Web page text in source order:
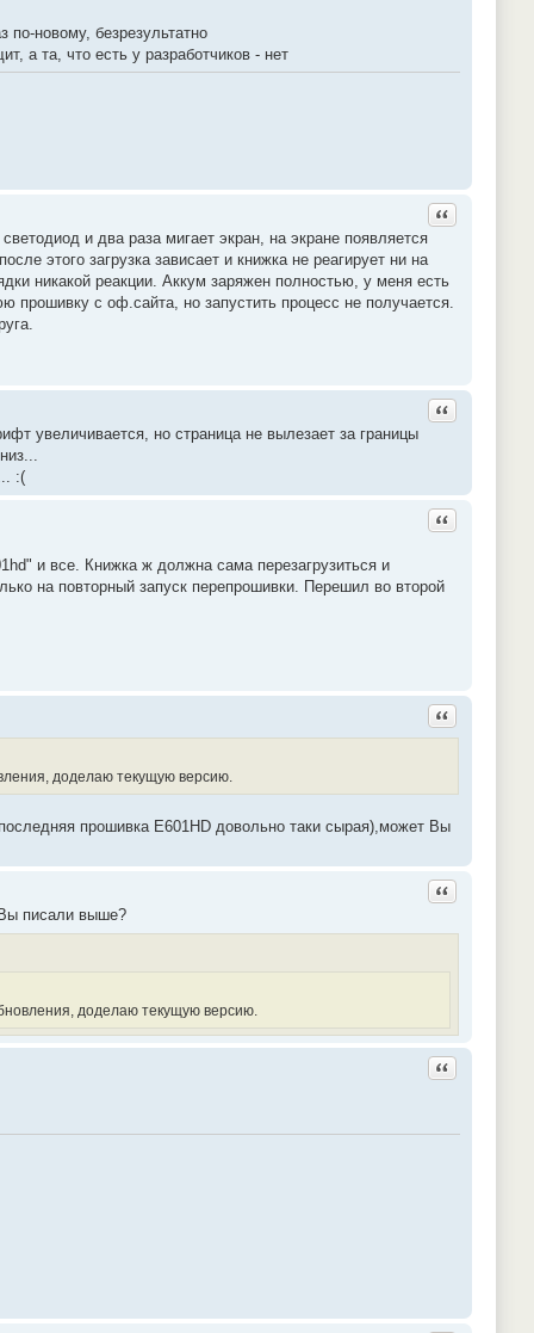
по-новому, безрезультатно
а та, что есть у разработчиков - нет
Ответить с
и два раза мигает экран, на экране появляется
этого загрузка зависает и книжка не реагирует ни на
никакой реакции. Аккум заряжен полностью, у меня есть
с оф.сайта, но запустить процесс не получается.
Ответить с
увеличивается, но страница не вылезает за границы
:(
Ответить с
и все. Книжка ж должна сама перезагрузиться и
на повторный запуск перепрошивки. Перешил во второй
Ответить с
доделаю текущую версию.
прошивка E601HD довольно таки сырая),может Вы
Ответить с
Вы писали выше?
доделаю текущую версию.
Ответить с